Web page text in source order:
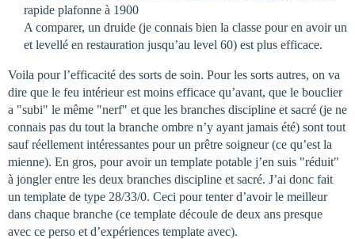
rapide plafonne à 1900
A comparer, un druide (je connais bien la classe pour en avoir un
et levellé en restauration jusqu’au level 60) est plus efficace.
Voila pour l’efficacité des sorts de soin. Pour les sorts autres, on va
dire que le feu intérieur est moins efficace qu’avant, que le bouclier
a "subi" le même "nerf" et que les branches discipline et sacré (je ne
connais pas du tout la branche ombre n’y ayant jamais été) sont tout
sauf réellement intéressantes pour un prêtre soigneur (ce qu’est la
mienne). En gros, pour avoir un template potable j’en suis "réduit"
à jongler entre les deux branches discipline et sacré. J’ai donc fait
un template de type 28/33/0. Ceci pour tenter d’avoir le meilleur
dans chaque branche (ce template découle de deux ans presque
avec ce perso et d’expériences template avec).